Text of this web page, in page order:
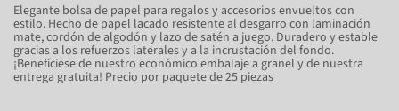
Elegante bolsa de papel para regalos y accesorios envueltos con
estilo. Hecho de papel lacado resistente al desgarro con laminación
mate, cordón de algodón y lazo de satén a juego. Duradero y estable
gracias a los refuerzos laterales y a la incrustación del fondo.
¡Benefíciese de nuestro económico embalaje a granel y de nuestra
entrega gratuita! Precio por paquete de 25 piezas